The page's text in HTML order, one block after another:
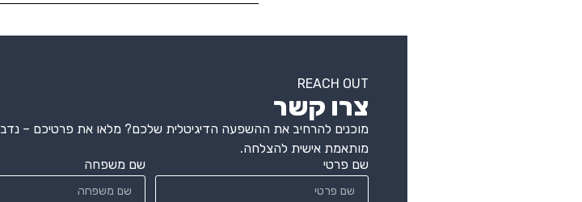
REACH OUT
צרו קשר
מוכנים להרחיב את ההשפעה הדיגיטלית שלכם? מלאו את פרטיכם –
מותאמת אישית להצלחה.
שם פרטי
שם משפחה